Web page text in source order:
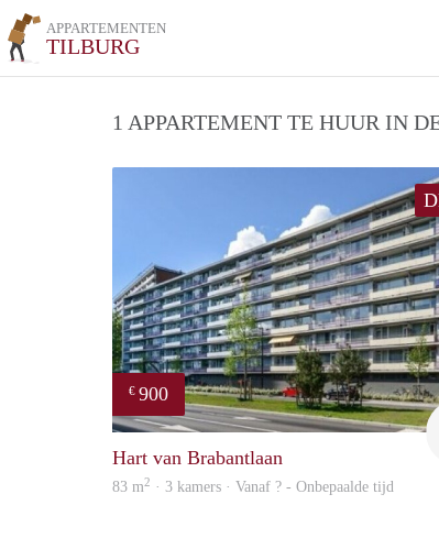
APPARTEMENTEN
TILBURG
1 APPARTEMENT TE HUUR IN
€ 900
Hart van Brabantlaan
83 m2 · 3 kamers · Vanaf ? - Onbepaalde tijd